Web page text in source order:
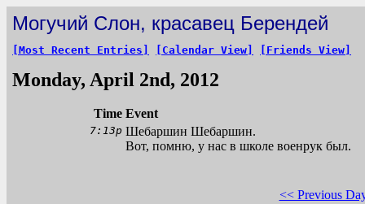
Могучий Слон, красавец Берендей
[Most Recent Entries] [Calendar View] [Friends View]
Monday, April 2nd, 2012
Time Event
7:13p Шебаршин Шебаршин.
Вот, помню, у нас в школе военрук был.
<< Previous